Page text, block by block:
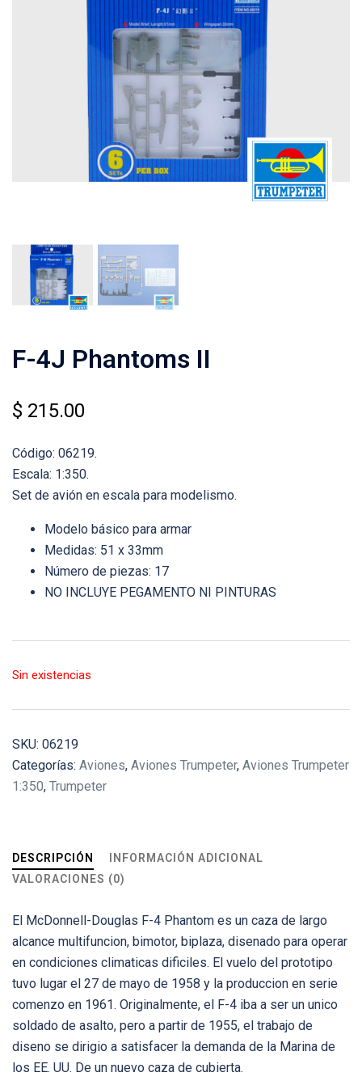
F-4J Phantoms II
$ 215.00
Código: 06219.
Escala: 1:350.
Set de avión en escala para modelismo.
Modelo básico para armar
Medidas: 51 x 33mm
Número de piezas: 17
NO INCLUYE PEGAMENTO NI PINTURAS
Sin existencias
SKU: 06219
Categorías: Aviones, Aviones Trumpeter, Aviones Trumpeter
1:350, Trumpeter
DESCRIPCIÓN
INFORMACIÓN ADICIONAL
VALORACIONES (0)
El McDonnell-Douglas F-4 Phantom es un caza de largo
alcance multifuncion, bimotor, biplaza, disenado para operar
en condiciones climaticas dificiles. El vuelo del prototipo
tuvo lugar el 27 de mayo de 1958 y la produccion en serie
comenzo en 1961. Originalmente, el F-4 iba a ser un unico
soldado de asalto, pero a partir de 1955, el trabajo de
diseno se dirigio a satisfacer la demanda de la Marina de
los EE. UU. De un nuevo caza de cubierta.